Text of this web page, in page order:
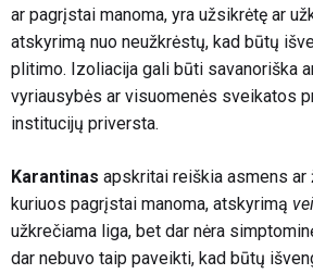
ar pagrįstai manoma, yra užsikrėtę ar
atskyrimą nuo neužkrėstų, kad būtų
plitimo. Izoliacija gali būti savanoriška
vyriausybės ar visuomenės sveikatos
institucijų priversta.
Karantinas apskritai reiškia asmens ar
kuriuos pagrįstai manoma, atskyrimą
užkrečiama liga, bet dar nėra
dar nebuvo taip paveikti, kad būtų